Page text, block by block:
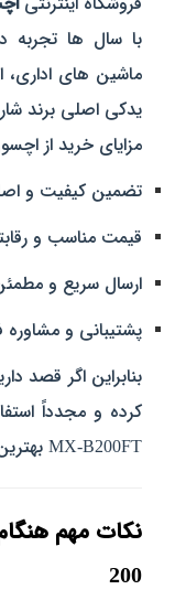
با سال‌ ها تجربه
ماشین‌ های اداری،
یدکی اصلی برند
مزایای خرید از
تضمین کیفیت و
قیمت مناسب و
ارسال سریع و
پشتیبانی و
بنابراین اگر قصد
کرده و مجدداً
MX-B200FT بهترین و اقتصادی‌ ترین گزینه خواهد بود.
نکات مهم
200